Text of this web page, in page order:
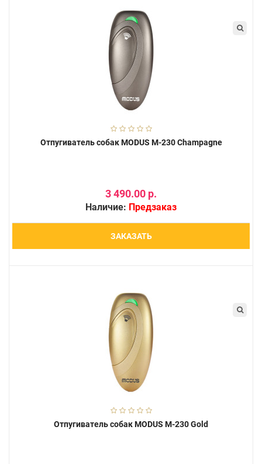
Отпугиватель собак MODUS М-230 Champagne
3 490.00 р.
Наличие: Предзаказ
ЗАКАЗАТЬ
Отпугиватель собак MODUS М-230 Gold